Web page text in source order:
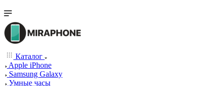
Каталог
Apple iPhone
Samsung Galaxy
Умные часы